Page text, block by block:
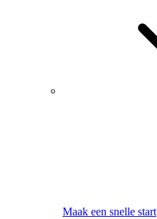
Maak een snelle start